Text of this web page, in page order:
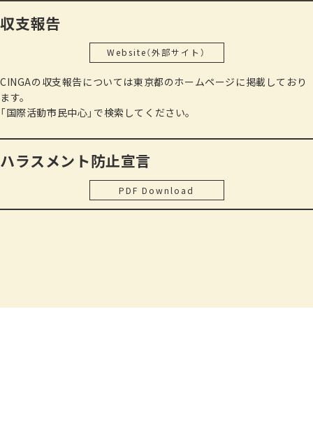
2010 事務所を杉並区から品川区へ移転
東京都外国人支援事業助成対象外国人専門家相談会
事務所を品川区から武蔵野市へ移転
宿）及び
外国人総合相談センター（埼玉）業務委託
街のひろば・順天堂大学・三芳町医師会 「地域医療とやさ
ＪＣＡ玉川土曜クラス勉強会 「多文化共生の時代、地域日
本語ボランティアにできることは」
葛飾区社会福祉士会「外国人相談とは」
北九州市国際交流協会 相談員向け研修
大阪府国際交流協会 自治体相談事業担当者むけ研修
全国民医連研究「コロナ感染症の影響下における在日外国人
の困難と支援のあり方」
みんなのSDGS講座「包括的電話相談の視点～外国人と日本
収支報告
Website（外部サイト）
CINGAの収支報告については東京都のホームページに掲載しており
ます。
「国際活動市民中心」で検索してください。
ハラスメント防止宣言
PDF Download